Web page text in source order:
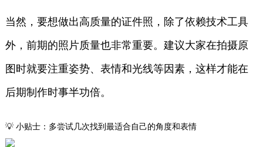
当然，要想做出高质量的证件照，除了依赖技术工具
外，前期的照片质量也非常重要。建议大家在拍摄原
图时就要注重姿势、表情和光线等因素，这样才能在
后期制作时事半功倍。
💡 小贴士：多尝试几次找到最适合自己的角度和表情